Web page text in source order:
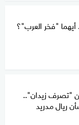
"فخر العرب"؟
"تصرف زيدان"..
ريال مدريد